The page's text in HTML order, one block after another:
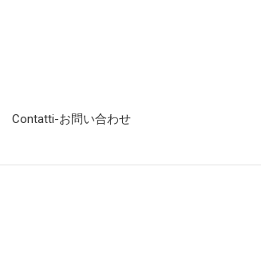
Contatti-お問い合わせ